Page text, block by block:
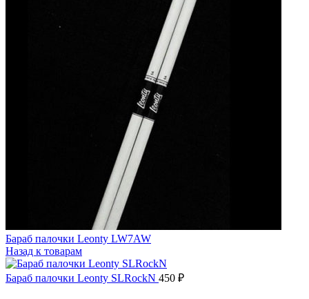
Бараб палочки Leonty LW7AW
Назад к товарам
Бараб палочки Leonty SLRockN 450 ₽